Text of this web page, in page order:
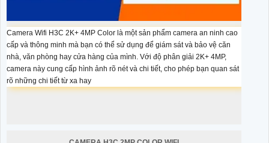
Camera Wifi H3C 2K+ 4MP Color là một sản phẩm camera an ninh cao
cấp và thông minh mà bạn có thể sử dụng để giám sát và bảo vệ căn
nhà, văn phòng hay cửa hàng của mình. Với độ phân giải 2K+ 4MP,
camera này cung cấp hình ảnh rõ nét và chi tiết, cho phép bạn quan sát
rõ những chi tiết từ xa hay